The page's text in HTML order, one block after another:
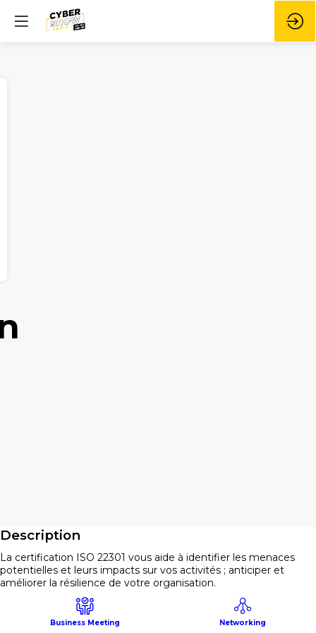
Description
La certification ISO 22301 vous aide à identifier les menaces
potentielles et leurs impacts sur vos activités ; anticiper et
améliorer la résilience de votre organisation.
Incendie, cyber attaques, rupture du réseau de téléphonie… un
sinistre peut mettre en péril votre organisation et les relations
Business Meeting Networking